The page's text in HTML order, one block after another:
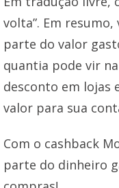
volta”. Em
parte do valor
quantia pode vir
desconto em lojas
valor para sua
Com o cashback
parte do dinheiro